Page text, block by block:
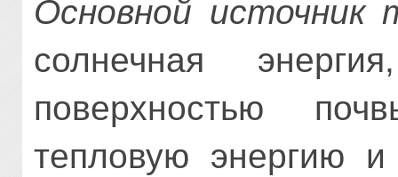
Основной источник
солнечная
поверхностью
тепловую энергию и